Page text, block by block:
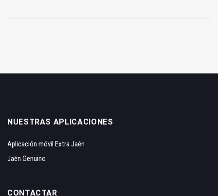
NUESTRAS APLICACIONES
Aplicación móvil Extra Jaén
Jaén Genuino
CONTACTAR